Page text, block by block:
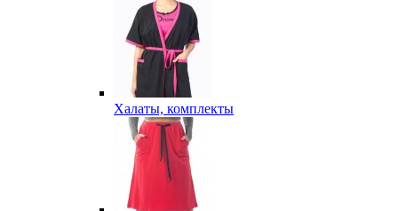
Халаты, комплекты